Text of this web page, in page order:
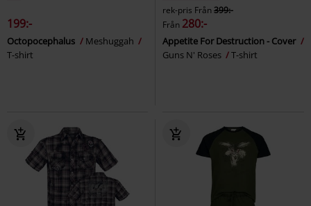
199:-
Octopocephalus
Meshuggah
T-shirt
rek-pris Från399:-
Från 280:-
Appetite For Destruction - Cover
Guns N' Roses
T-shirt